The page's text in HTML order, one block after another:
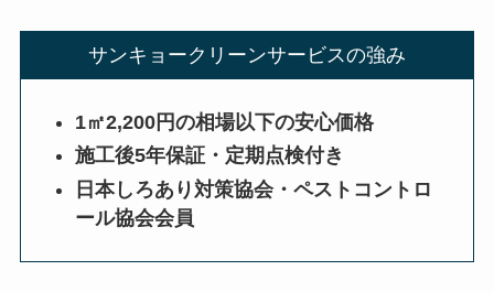
サンキョークリーンサービスの強み
1㎡2,200円の相場以下の安心価格
施工後5年保証・定期点検付き
日本しろあり対策協会・ペストコントロ
ール協会会員